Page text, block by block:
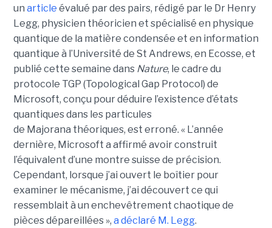
un article évalué par des pairs, rédigé par le Dr Henry
Legg, physicien théoricien et spécialisé en physique
quantique de la matière condensée et en information
quantique à l’Université de St Andrews, en Ecosse, et
publié cette semaine dans Nature, le cadre du
protocole TGP (Topological Gap Protocol) de
Microsoft, conçu pour déduire l’existence d’états
quantiques dans les particules
de Majorana théoriques, est erroné. « L’année
dernière, Microsoft a affirmé avoir construit
l’équivalent d’une montre suisse de précision.
Cependant, lorsque j’ai ouvert le boîtier pour
examiner le mécanisme, j’ai découvert ce qui
ressemblait à un enchevêtrement chaotique de
pièces dépareillées », a déclaré M. Legg.